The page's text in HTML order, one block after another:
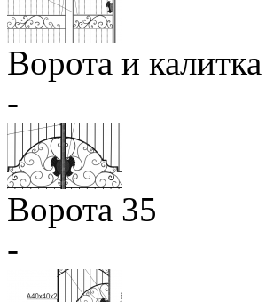
Ворота и
-
Ворота 35
-